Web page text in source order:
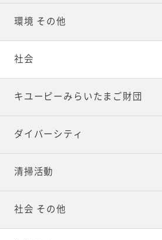
環境 その他
社会
キユーピーみらいたまご財団
ダイバーシティ
清掃活動
社会 その他